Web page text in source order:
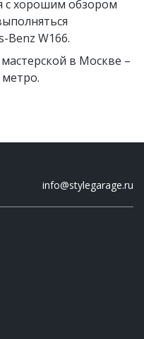
с хорошим обзором
Benz W166.
в Москве –
info@stylegarage.ru